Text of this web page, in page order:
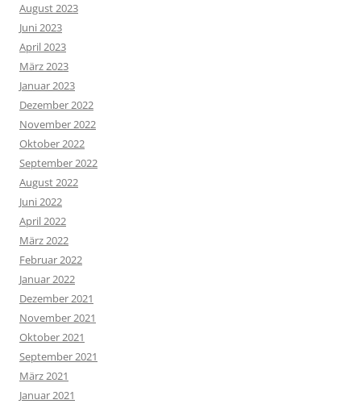
August 2023
Juni 2023
April 2023
März 2023
Januar 2023
Dezember 2022
November 2022
Oktober 2022
September 2022
August 2022
Juni 2022
April 2022
März 2022
Februar 2022
Januar 2022
Dezember 2021
November 2021
Oktober 2021
September 2021
März 2021
Januar 2021